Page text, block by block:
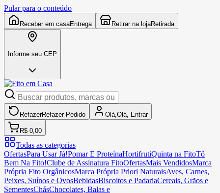
Pular para o conteúdo
Receber em casaEntrega Retirar na lojaRetirada
Informe seu CEP
RefazerRefazer Pedido Olá, Olá, Entrar
R$ 0,00
Todas as categorias
OfertasPara Usar Já!Pomar E ProteínaHortifrutiQuinta na FitoTô
Bem Na Fito!Clube de Assinatura FitoOfertasMais VendidosMarca
Própria Fito OrgânicosMarca Própria Priori NaturaisAves, Carnes,
Peixes, Suínos e OvosBebidasBiscoitos e PadariaCereais, Grãos e
SementesChásChocolates, Balas e